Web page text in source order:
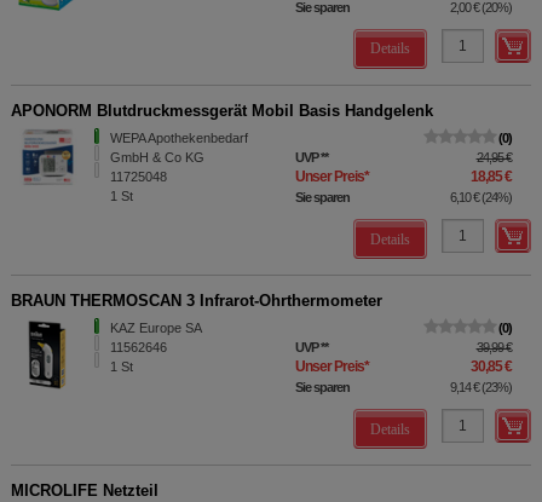
Sie sparen 2,00 €(20%)
Details
APONORM Blutdruckmessgerät Mobil Basis Handgelenk
WEPA Apothekenbedarf
GmbH & Co KG
11725048
1 St
0
UVP** 24,95 €
Unser Preis* 18,85 €
Sie sparen 6,10 €(24%)
Details
BRAUN THERMOSCAN 3 Infrarot-Ohrthermometer
KAZ Europe SA
11562646
1 St
0
UVP** 39,99 €
Unser Preis* 30,85 €
Sie sparen 9,14 €(23%)
Details
MICROLIFE Netzteil